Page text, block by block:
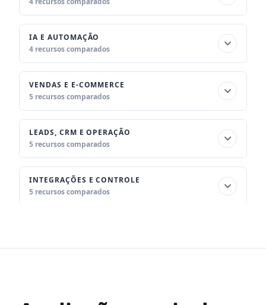
IA E AUTOMAÇÃO
4 recursos comparados
VENDAS E E-COMMERCE
5 recursos comparados
LEADS, CRM E OPERAÇÃO
5 recursos comparados
INTEGRAÇÕES E CONTROLE
5 recursos comparados